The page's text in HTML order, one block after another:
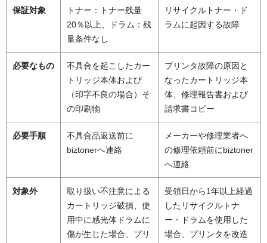
保証対象
トナー：トナー残量
20％以上、ドラム：残
量条件なし
リサイクルトナー・ド
ラムに起因する故障
必要なもの
不具合を起こしたカー
トリッジ本体および
（印字不良の場合）そ
の印刷物
プリンタ故障の原因と
なったカートリッジ本
体、修理報告書および
請求書コピー
必要手順
不具合品返送前に
biztonerへ連絡
メーカーや修理業者へ
の修理依頼前にbiztoner
へ連絡
対象外
取り扱い不注意による
カートリッジ破損、使
用中に感光体ドラムに
傷が生じた場合、プリ
受領日から1年以上経過
したリサイクルトナ
ー・ドラムを使用した
場合、プリンタを改造